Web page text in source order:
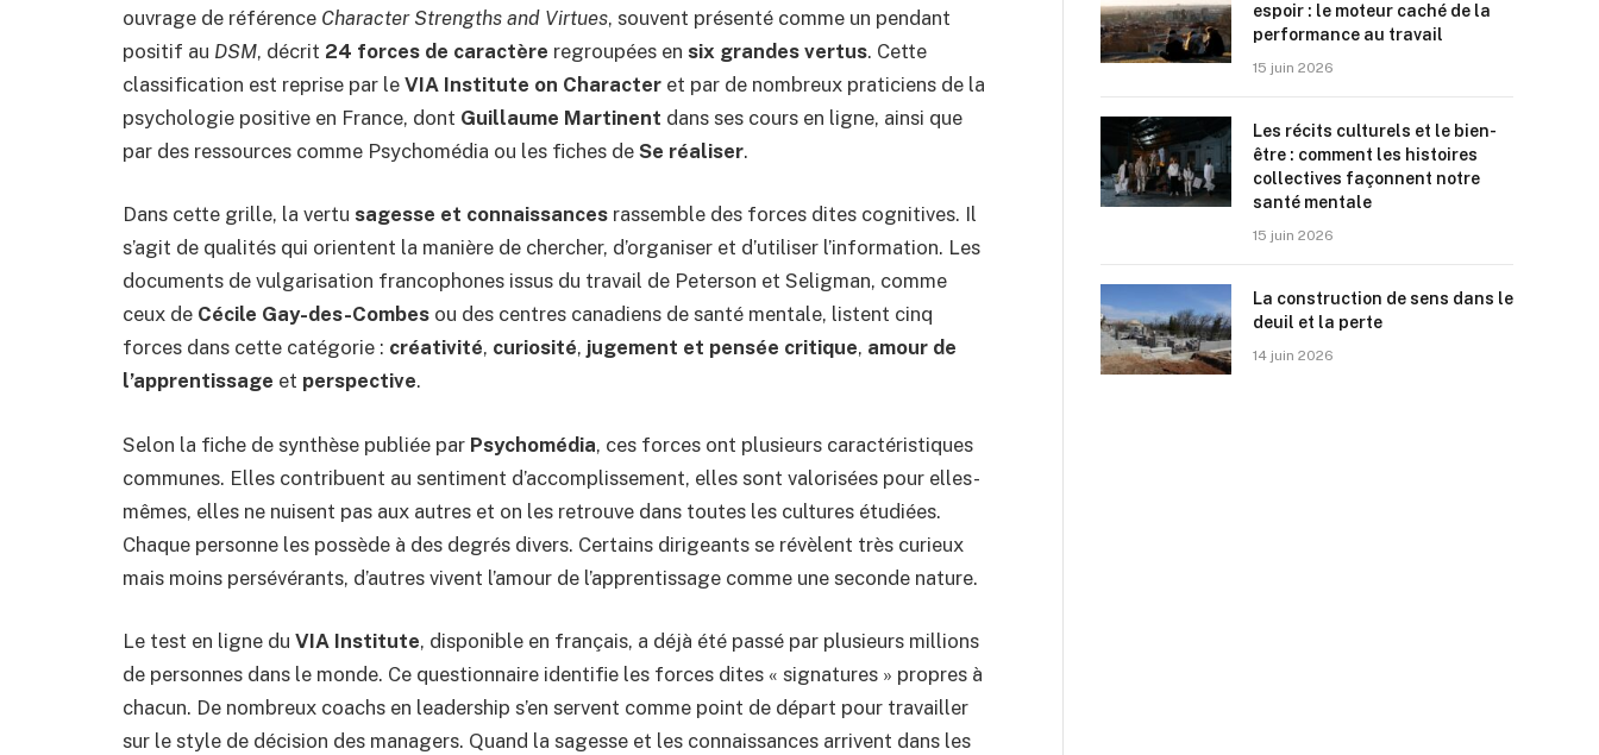
ouvrage de référence Character Strengths and Virtues, souvent présenté comme un pendant
positif au DSM, décrit 24 forces de caractère regroupées en six grandes vertus. Cette
classification est reprise par le VIA Institute on Character et par de nombreux praticiens de la
psychologie positive en France, dont Guillaume Martinent dans ses cours en ligne, ainsi que
par des ressources comme Psychomédia ou les fiches de Se réaliser.
Dans cette grille, la vertu sagesse et connaissances rassemble des forces dites cognitives. Il
s’agit de qualités qui orientent la manière de chercher, d’organiser et d’utiliser l’information. Les
documents de vulgarisation francophones issus du travail de Peterson et Seligman, comme
ceux de Cécile Gay-des-Combes ou des centres canadiens de santé mentale, listent cinq
forces dans cette catégorie : créativité, curiosité, jugement et pensée critique, amour de
l’apprentissage et perspective.
Selon la fiche de synthèse publiée par Psychomédia, ces forces ont plusieurs caractéristiques
communes. Elles contribuent au sentiment d’accomplissement, elles sont valorisées pour elles-
mêmes, elles ne nuisent pas aux autres et on les retrouve dans toutes les cultures étudiées.
Chaque personne les possède à des degrés divers. Certains dirigeants se révèlent très curieux
mais moins persévérants, d’autres vivent l’amour de l’apprentissage comme une seconde nature.
Le test en ligne du VIA Institute, disponible en français, a déjà été passé par plusieurs millions
de personnes dans le monde. Ce questionnaire identifie les forces dites « signatures » propres à
chacun. De nombreux coachs en leadership s’en servent comme point de départ pour travailler
sur le style de décision des managers. Quand la sagesse et les connaissances arrivent dans les
espoir : le moteur caché de la
performance au travail
15 juin 2026
Les récits culturels et le bien-
être : comment les histoires
collectives façonnent notre
santé mentale
15 juin 2026
La construction de sens dans le
deuil et la perte
14 juin 2026